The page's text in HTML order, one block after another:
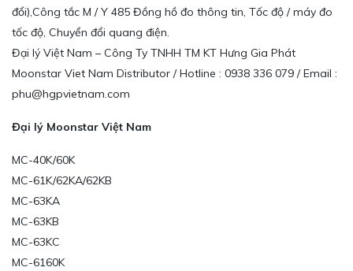
đổi),Công tắc M / Y 485 Đồng hồ đo thông tin, Tốc độ / máy đo
tốc độ, Chuyển đổi quang điện.
Đại lý Việt Nam – Công Ty TNHH TM KT Hưng Gia Phát
Moonstar Viet Nam Distributor / Hotline : 0938 336 079 / Email :
phu@hgpvietnam.com
Đại lý Moonstar Việt Nam
MC-40K/60K
MC-61K/62KA/62KB
MC-63KA
MC-63KB
MC-63KC
MC-6160K